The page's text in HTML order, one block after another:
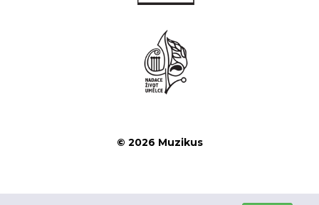
© 2026 Muzikus